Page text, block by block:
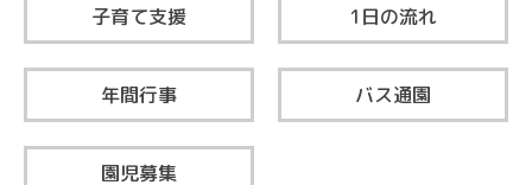
子育て支援 1日の流れ
年間行事 バス通園
園児募集